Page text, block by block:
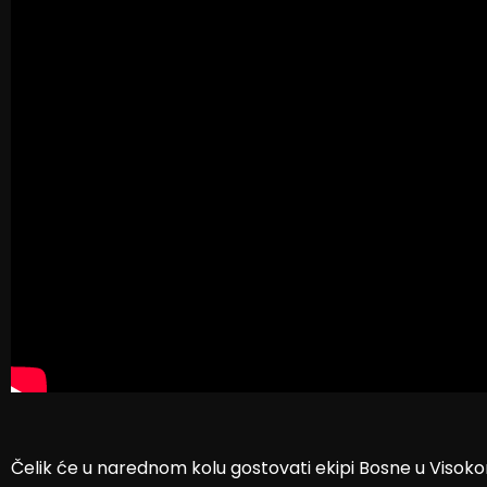
Čelik će u narednom kolu gostovati ekipi Bosne u